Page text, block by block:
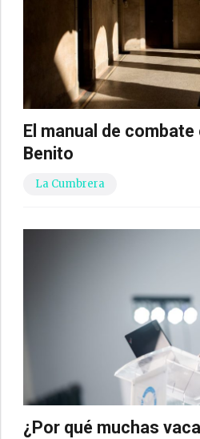
El manual de
Benito
La Cumbrera
¿Por qué muchas